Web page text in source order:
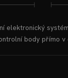
elektronický
body přímo v